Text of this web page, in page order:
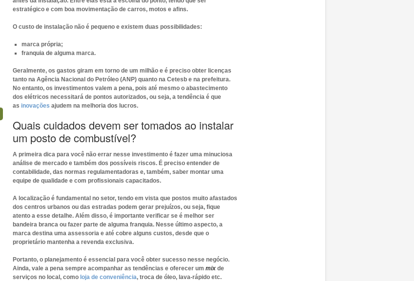
estratégico e com boa movimentação de carros, motos e afins.
O custo de instalação não é pequeno e existem duas possibilidades:
marca própria;
franquia de alguma marca.
Geralmente, os gastos giram em torno de um milhão e é preciso obter licenças
tanto na Agência Nacional do Petróleo (ANP) quanto na Cetesb e na prefeitura.
No entanto, os investimentos valem a pena, pois até mesmo o abastecimento
dos elétricos necessitará de pontos autorizados, ou seja, a tendência é que
as inovações ajudem na melhoria dos lucros.
Quais cuidados devem ser tomados ao instalar
um posto de combustível?
A primeira dica para você não errar nesse investimento é fazer uma minuciosa
análise de mercado e também dos possíveis riscos. É preciso entender de
contabilidade, das normas regulamentadoras e, também, saber montar uma
equipe de qualidade e com profissionais capacitados.
A localização é fundamental no setor, tendo em vista que postos muito afastados
dos centros urbanos ou das estradas podem gerar prejuízos, ou seja, fique
atento a esse detalhe. Além disso, é importante verificar se é melhor ser
bandeira branca ou fazer parte de alguma franquia. Nesse último aspecto, a
marca destina uma assessoria e até cobre alguns custos, desde que o
proprietário mantenha a revenda exclusiva.
Portanto, o planejamento é essencial para você obter sucesso nesse negócio.
Ainda, vale a pena sempre acompanhar as tendências e oferecer um mixde
serviços no local, como loja de conveniência, troca de óleo, lava-rápido etc.